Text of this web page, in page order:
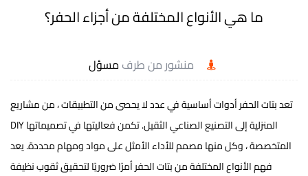
ما هي الأنواع المختلفة من أجزاء الحفر؟
منشور من طرف مسؤل
تعد بتات الحفر أدوات أساسية في عدد لا يحصى من التطبيقات ، من مشاريع
DIY المنزلية إلى التصنيع الصناعي الثقيل. تكمن فعاليتها في تصميماتها
المتخصصة ، وكل منها مصمم للأداء الأمثل على مواد ومهام محددة. يعد
فهم الأنواع المختلفة من بتات الحفر أمرًا ضروريًا لتحقيق ثقوب نظيفة